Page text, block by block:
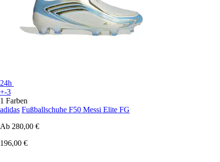
24h
+-3
1 Farben
adidas Fußballschuhe F50 Messi Elite FG
Ab 280,00 €
196,00 €